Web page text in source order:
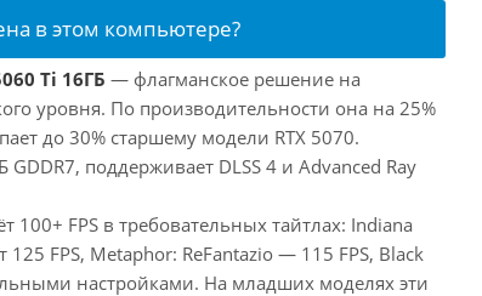
в этом компьютере?
Ti 16ГБ — флагманское решение на
уровня. По производительности она на 25%
до 30% старшему модели RTX 5070.
поддерживает DLSS 4 и Advanced Ray
100+ FPS в требовательных тайтлах: Indiana
125 FPS, Metaphor: ReFantazio — 115 FPS, Black
настройками. На младших моделях эти